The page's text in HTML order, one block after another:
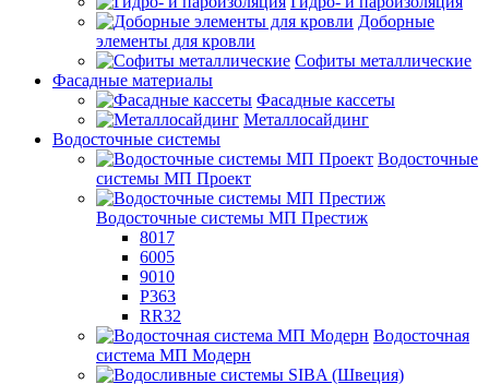
Доборные
элементы для кровли
Софиты металлические
Фасадные материалы
Фасадные кассеты
Металлосайдинг
Водосточные системы
Водосточные
системы МП Проект
Водосточные системы МП Престиж
8017
6005
9010
P363
RR32
Водосточная
система МП Модерн